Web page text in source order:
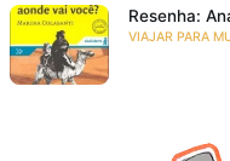
Resenha:
VIAJAR PARA